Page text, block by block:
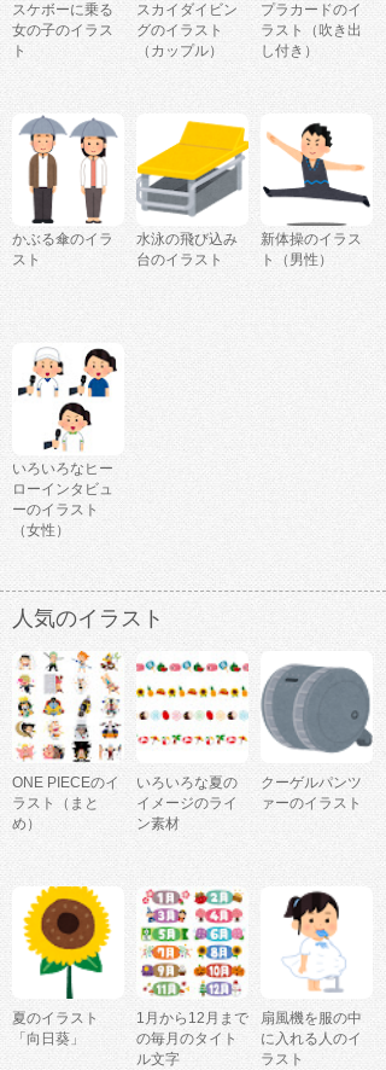
スケボーに乗る
女の子のイラス
ト
スカイダイビン
グのイラスト
（カップル）
プラカードのイ
ラスト（吹き出
し付き）
かぶる傘のイラ
スト
水泳の飛び込み
台のイラスト
新体操のイラス
ト（男性）
いろいろなヒー
ローインタビュ
ーのイラスト
（女性）
人気のイラスト
ONE PIECEのイ
ラスト（まと
め）
いろいろな夏の
イメージのライ
ン素材
クーゲルパンツ
ァーのイラスト
夏のイラスト
「向日葵」
1月から12月まで
の毎月のタイト
ル文字
扇風機を服の中
に入れる人のイ
ラスト